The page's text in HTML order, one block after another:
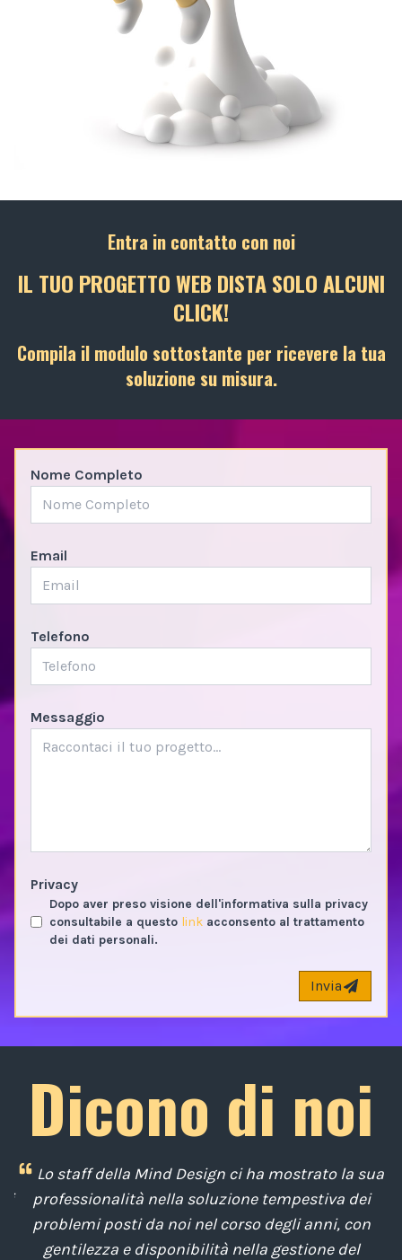
Entra in contatto con noi
IL TUO PROGETTO WEB DISTA SOLO ALCUNI
CLICK!
Compila il modulo sottostante per ricevere la tua
soluzione su misura.
Nome Completo
Email
Telefono
Messaggio
Privacy
Dopo aver preso visione dell'informativa sulla privacy
consultabile a questo link acconsento al trattamento
dei dati personali.
Invia
Dicono di noi
Lo staff della Mind Design ci ha mostrato la sua
professionalità nella soluzione tempestiva dei
problemi posti da noi nel corso degli anni, con
gentilezza e disponibilità nella gestione del